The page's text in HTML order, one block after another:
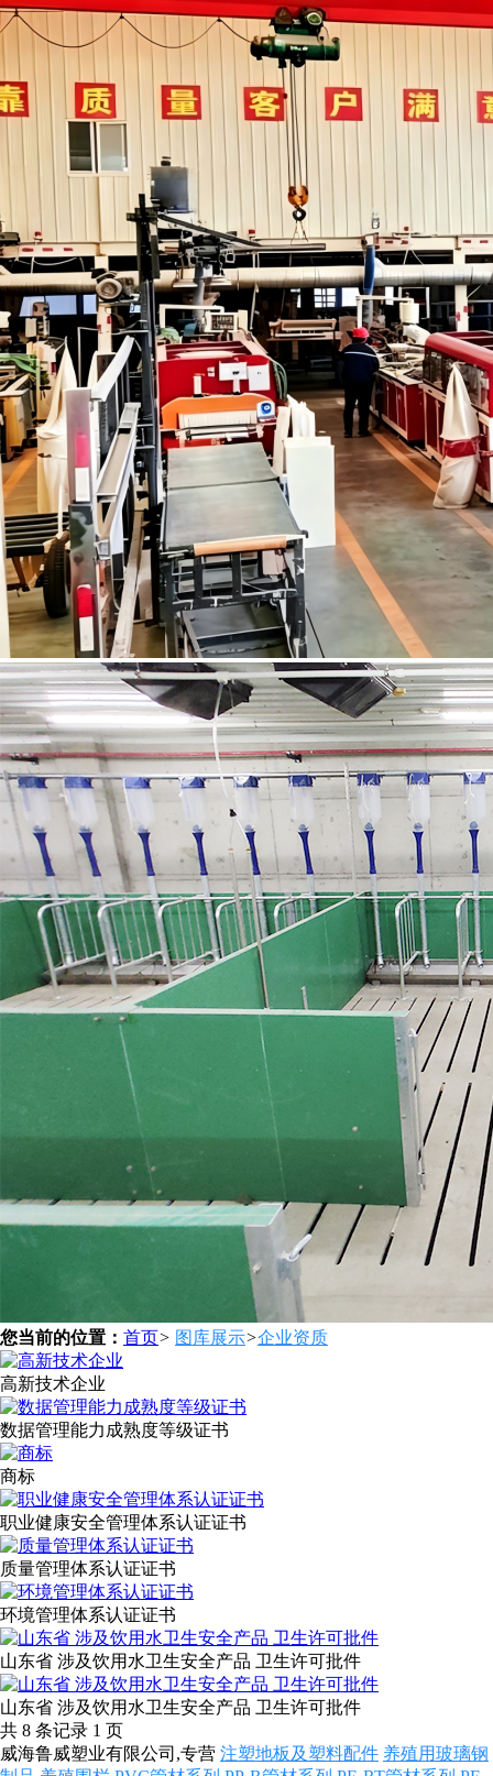
您当前的位置： 首页> 图库展示>企业资质
高新技术企业
数据管理能力成熟度等级证书
商标
职业健康安全管理体系认证证书
质量管理体系认证证书
环境管理体系认证证书
山东省 涉及饮用水卫生安全产品 卫生许可批件
山东省 涉及饮用水卫生安全产品 卫生许可批件
共 8 条记录 1 页
威海鲁威塑业有限公司,专营 注塑地板及塑料配件 养殖用玻璃钢